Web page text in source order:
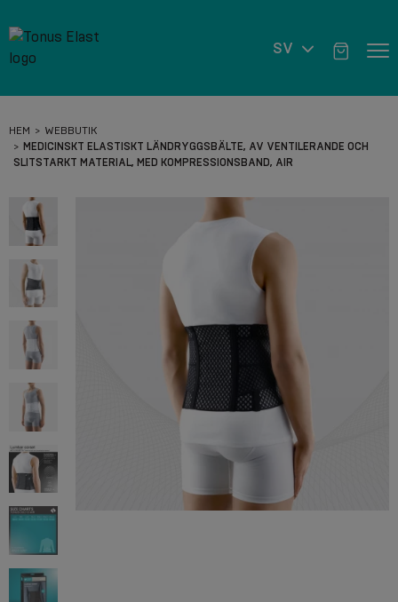
SV
HEM
WEBBUTIK
MEDICINSKT ELASTISKT LÄNDRYGGSBÄLTE, AV VENTILERANDE OCH
SLITSTARKT MATERIAL, MED KOMPRESSIONSBAND, AIR